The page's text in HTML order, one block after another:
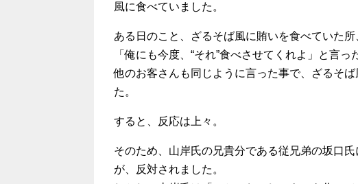
風に食べていました。
ある日のこと、ざるそば風に賄いを食べていた
「俺にも今度、“それ”食べさせてくれよ」と言っ
他のお客さんも同じように言った事で、ざるそ
た。
すると、反応は上々。
そのため、山岸氏の兄貴分である従兄弟の坂口
が、反対されました。